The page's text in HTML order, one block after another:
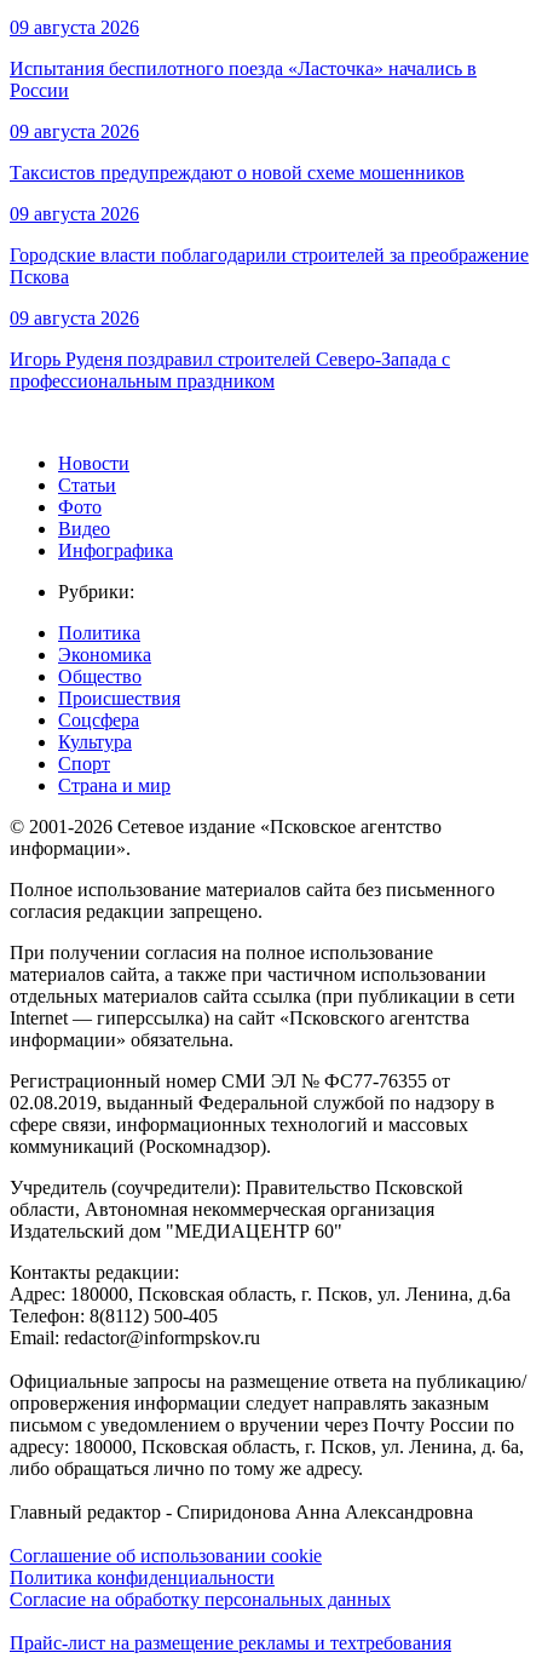
09 августа 2026
Испытания беспилотного поезда «Ласточка» начались в
России
09 августа 2026
Таксистов предупреждают о новой схеме мошенников
09 августа 2026
Городские власти поблагодарили строителей за преображение
Пскова
09 августа 2026
Игорь Руденя поздравил строителей Северо-Запада с
профессиональным праздником
Новости
Статьи
Фото
Видео
Инфографика
Рубрики:
Политика
Экономика
Общество
Происшествия
Соцсфера
Культура
Спорт
Страна и мир
© 2001-2026 Сетевое издание «Псковское агентство
информации».
Полное использование материалов сайта без письменного
согласия редакции запрещено.
При получении согласия на полное использование
материалов сайта, а также при частичном использовании
отдельных материалов сайта ссылка (при публикации в сети
Internet — гиперссылка) на сайт «Псковского агентства
информации» обязательна.
Регистрационный номер СМИ ЭЛ № ФС77-76355 от
02.08.2019, выданный Федеральной службой по надзору в
сфере связи, информационных технологий и массовых
коммуникаций (Роскомнадзор).
Учредитель (соучредители): Правительство Псковской
области, Автономная некоммерческая организация
Издательский дом "МЕДИАЦЕНТР 60"
Контакты редакции:
Адреc: 180000, Псковская область, г. Псков, ул. Ленина, д.6а
Телефон: 8(8112) 500-405
Email: redactor@informpskov.ru
Официальные запросы на размещение ответа на публикацию/
опровержения информации следует направлять заказным
письмом с уведомлением о вручении через Почту России по
адресу: 180000, Псковская область, г. Псков, ул. Ленина, д. 6а,
либо обращаться лично по тому же адресу.
Главный редактор - Спиридонова Анна Александровна
Соглашение об использовании cookie
Политика конфиденциальности
Согласие на обработку персональных данных
Прайс-лист на размещение рекламы и техтребования